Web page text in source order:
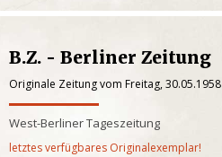
B.Z. - Berliner Zeitung
Originale Zeitung vom Freitag, 30.05.1958
West-Berliner Tageszeitung
letztes verfügbares Originalexemplar!